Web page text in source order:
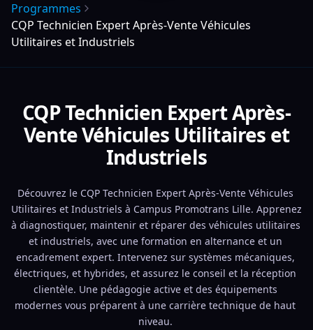
Programmes
CQP Technicien Expert Après-Vente Véhicules
Utilitaires et Industriels
CQP Technicien Expert Après-
Vente Véhicules Utilitaires et
Industriels
Découvrez le CQP Technicien Expert Après-Vente Véhicules
Utilitaires et Industriels à Campus Promotrans Lille. Apprenez
à diagnostiquer, maintenir et réparer des véhicules utilitaires
et industriels, avec une formation en alternance et un
encadrement expert. Intervenez sur systèmes mécaniques,
électriques, et hybrides, et assurez le conseil et la réception
clientèle. Une pédagogie active et des équipements
modernes vous préparent à une carrière technique de haut
niveau.